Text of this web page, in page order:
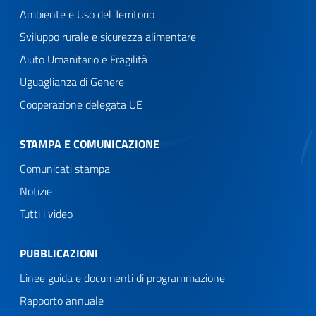
Ambiente e Uso del Territorio
Sviluppo rurale e sicurezza alimentare
Aiuto Umanitario e Fragilità
Uguaglianza di Genere
Cooperazione delegata UE
STAMPA E COMUNICAZIONE
Comunicati stampa
Notizie
Tutti i video
PUBBLICAZIONI
Linee guida e documenti di programmazione
Rapporto annuale